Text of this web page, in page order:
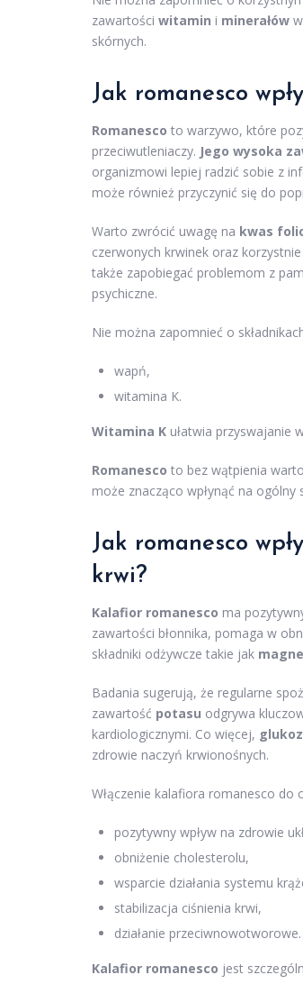
zawartości witamin i minerałów
skórnych.
Jak romanesco
Romanesco to warzywo, które
przeciwutleniaczy. Jego wysoka
organizmowi lepiej radzić sobie z
może również przyczynić się do
Warto zwrócić uwagę na kwas
czerwonych krwinek oraz
także zapobiegać problemom z
psychiczne.
Nie można zapomnieć o
wapń,
witamina K.
Witamina K ułatwia przyswajanie
Romanesco to bez wątpienia
może znacząco wpłynąć na
Jak romanesco
krwi?
Kalafior romanesco ma
zawartości błonnika, pomaga w
składniki odżywcze takie jak
Badania sugerują, że regularne
zawartość potasu odgrywa
kardiologicznymi. Co więcej,
zdrowie naczyń krwionośnych.
Włączenie kalafiora romanesco do
pozytywny wpływ na zdrowie
obniżenie cholesterolu,
wsparcie działania systemu
stabilizacja ciśnienia krwi,
działanie przeciwnowotworowe.
Kalafior romanesco jest